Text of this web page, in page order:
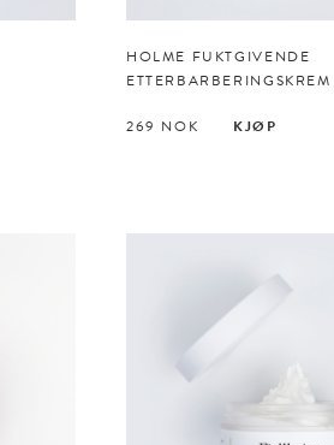
HOLME FUKTGIVENDE
ETTERBARBERINGS­KREM
269 NOK KJØP